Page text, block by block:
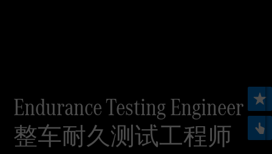
Endurance Testing Engineer
整车耐久测试工程师